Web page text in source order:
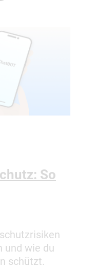
So
und wie du
schützt.